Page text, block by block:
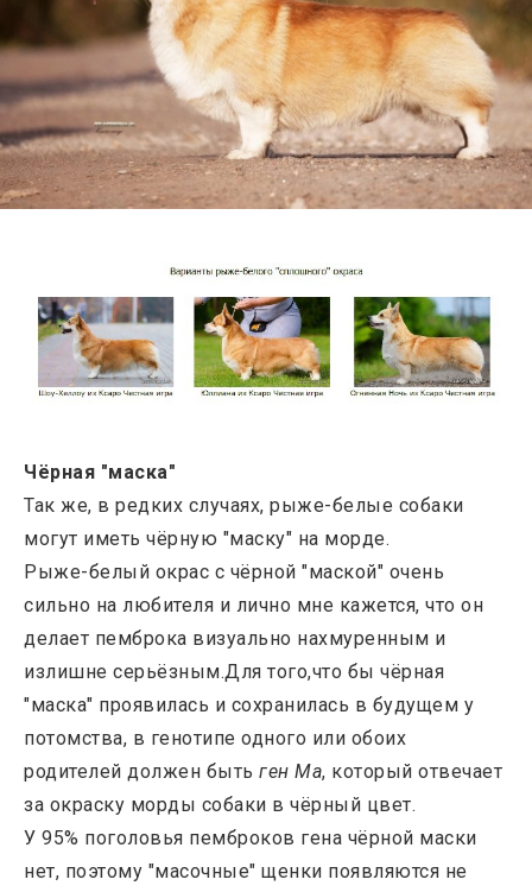
Чёрная "маска"
Так же, в редких случаях, рыже-белые собаки
могут иметь чёрную "маску" на морде.
Рыже-белый окрас с чёрной "маской" очень
сильно на любителя и лично мне кажется, что он
делает пемброка визуально нахмуренным и
излишне серьёзным.Для того,что бы чёрная
"маска" проявилась и сохранилась в будущем у
потомства, в генотипе одного или обоих
родителей должен быть ген Ma, который отвечает
за окраску морды собаки в чёрный цвет.
У 95% поголовья пемброков гена чёрной маски
нет, поэтому "масочные" щенки появляются не